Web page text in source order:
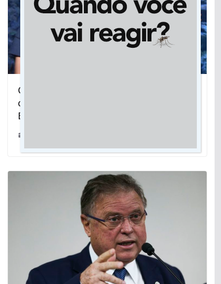
Com tatuagem, bióloga eterniza no
corpo um dos peixes mais velhos do
Bioparque Pantanal